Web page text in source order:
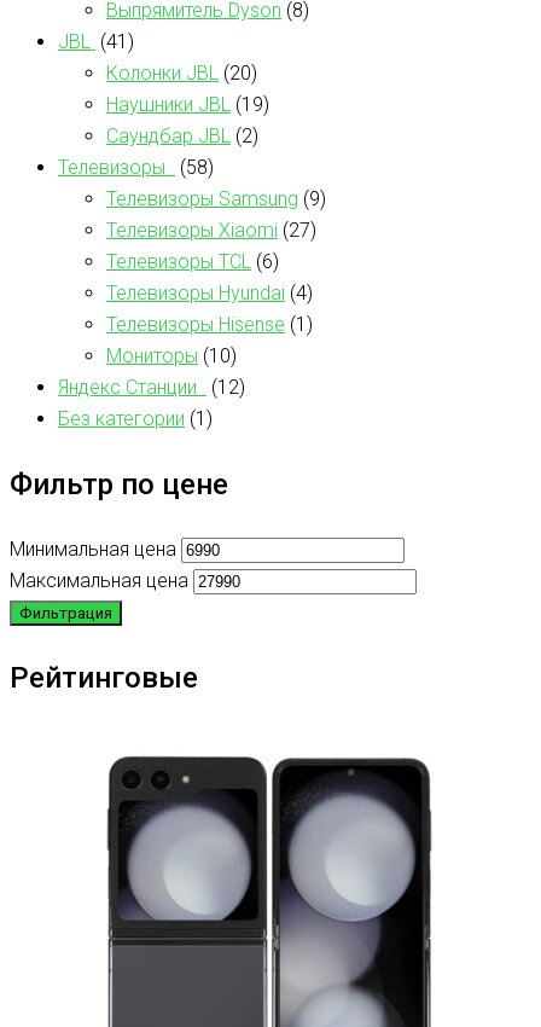
Выпрямитель Dyson (8)
JBL
(41)
Колонки JBL (20)
Наушники JBL (19)
Саундбар JBL (2)
Телевизоры
(58)
Телевизоры Samsung (9)
Телевизоры Xiaomi (27)
Телевизоры TCL (6)
Телевизоры Hyundai (4)
Телевизоры Hisense (1)
Мониторы (10)
Яндекс Станции
(12)
Без категории (1)
Фильтр по цене
Минимальная цена
Максимальная цена
Фильтрация
Рейтинговые